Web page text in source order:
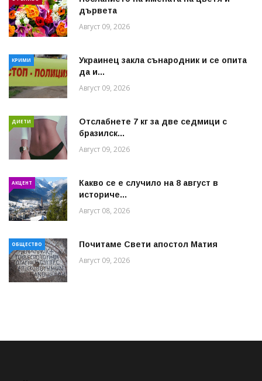
дървета
Август 09, 2026
КРИМИ
Украинец закла сънародник и се опита
да и...
Август 09, 2026
ДИЕТИ
Отслабнете 7 кг за две седмици с
бразилск...
Август 09, 2026
АКЦЕНТ
Какво се е случило на 8 август в
историче...
Август 08, 2026
ОБЩЕСТВО Почитаме Свети апостол Матия
Август 09, 2026